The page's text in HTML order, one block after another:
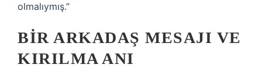
olmalıymış.”
BIR ARKADAŞ MESAJI VE
KIRILMA ANI